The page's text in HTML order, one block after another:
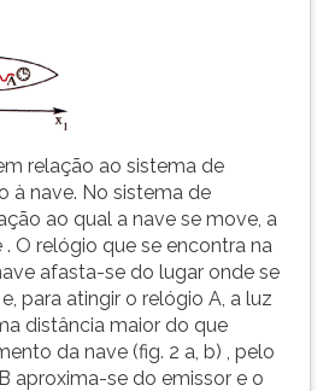
relação ao sistema de
à nave. No sistema de
ao qual a nave se move, a
O relógio que se encontra na
afasta-se do lugar onde se
para atingir o relógio A, a luz
distância maior do que
da nave (fig. 2 a, b) , pelo
aproxima-se do emissor e o